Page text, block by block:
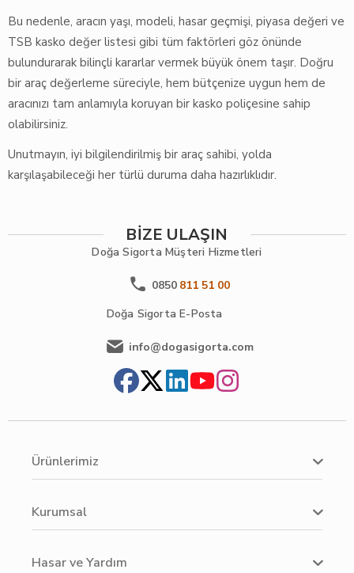
Bu nedenle, aracın yaşı, modeli, hasar geçmişi, piyasa değeri ve
TSB kasko değer listesi gibi tüm faktörleri göz önünde
bulundurarak bilinçli kararlar vermek büyük önem taşır. Doğru
bir araç değerleme süreciyle, hem bütçenize uygun hem de
aracınızı tam anlamıyla koruyan bir kasko poliçesine sahip
olabilirsiniz.
Unutmayın, iyi bilgilendirilmiş bir araç sahibi, yolda
karşılaşabileceği her türlü duruma daha hazırlıklıdır.
BİZE ULAŞIN
Doğa Sigorta Müşteri Hizmetleri
0850 811 51 00
Doğa SigortaE-Posta
info@dogasigorta.com
Ürünlerimiz
Kurumsal
Hasar ve Yardım